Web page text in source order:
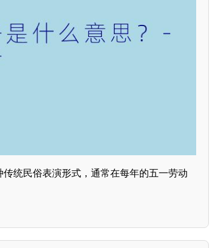
统民俗表演形式，通常在每年的五一劳动